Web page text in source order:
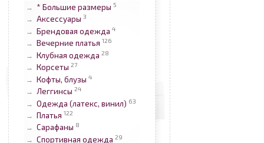
→ * Большие размеры 5
→ Аксессуары 3
→ Брендовая одежда 4
→ Вечерние платья 126
→ Клубная одежда 28
→ Корсеты 27
→ Кофты, блузы 4
→ Леггинсы 24
→ Одежда (латекс, винил) 63
→ Платья 122
→ Сарафаны 8
→ Спортивная одежда 29